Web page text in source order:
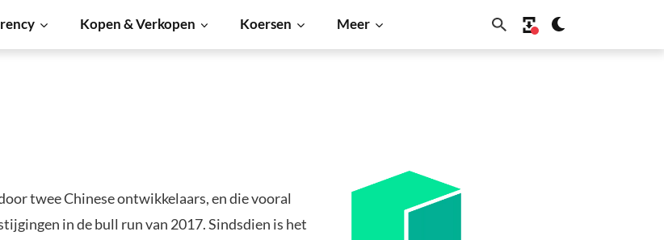
Kopen & Verkopen Koersen Meer
twee Chinese ontwikkelaars, en die vooral
in de bull run van 2017. Sindsdien is het